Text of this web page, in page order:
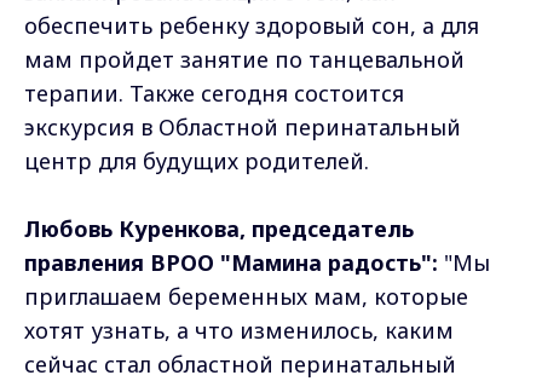
обеспечить ребенку здоровый сон, а для
мам пройдет занятие по танцевальной
терапии. Также сегодня состоится
экскурсия в Областной перинатальный
центр для будущих родителей.
Любовь Куренкова, председатель
правления ВРОО "Мамина радость": "Мы
приглашаем беременных мам, которые
хотят узнать, а что изменилось, каким
сейчас стал областной перинатальный